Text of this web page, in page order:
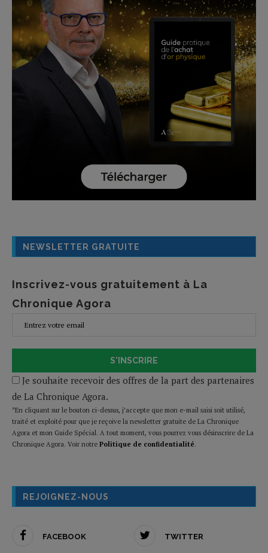
NEWSLETTER GRATUITE
Inscrivez-vous gratuitement à La
Chronique Agora
S'INSCRIRE
Je souhaite recevoir des offres de la part des partenaires
de La Chronique Agora.
*En cliquant sur le bouton ci-dessus, j’accepte que mon e-mail saisi soit utilisé,
traité et exploité pour que je reçoive la newsletter gratuite de La Chronique
Agora et mon Guide Spécial. A tout moment, vous pourrez vous désinscrire de La
Chronique Agora. Voir notre Politique de confidentialité.
REJOIGNEZ-NOUS
FACEBOOK TWITTER